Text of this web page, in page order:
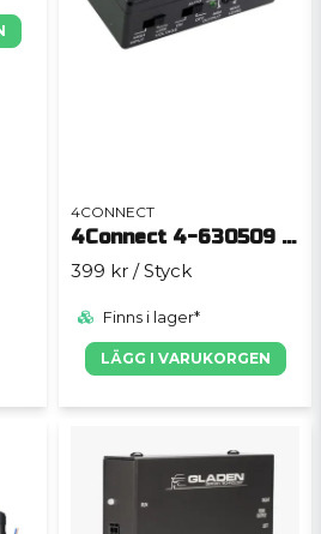
4CONNECT
4Connect 4-630509 hög/låg omvandlare
399 kr / Styck
Finns i lager*
LÄGG I VARUKORGEN